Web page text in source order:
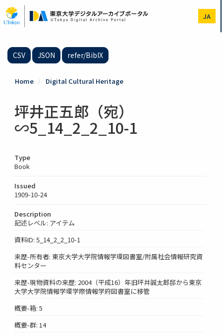
to
main
JA
CSV JSON refer/BibIX
Home Digital Cultural Heritage
坪井正五郎（宛）
∽5_14_2_2_10-1
Type
Book
Issued
1909-10-24
Description
記述レベル: アイテム
資料ID: 5_14_2_2_10-1
来歴-所有者: 東京大学大学院情報学環図書室/附属社会情報研究資
料センター
来歴-現物資料の来歴: 2004（平成16）年旧坪井誠太郎邸から東京
大学大学院情報学環学際情報学府図書室に移管
概要-箱: 5
概要-群: 14